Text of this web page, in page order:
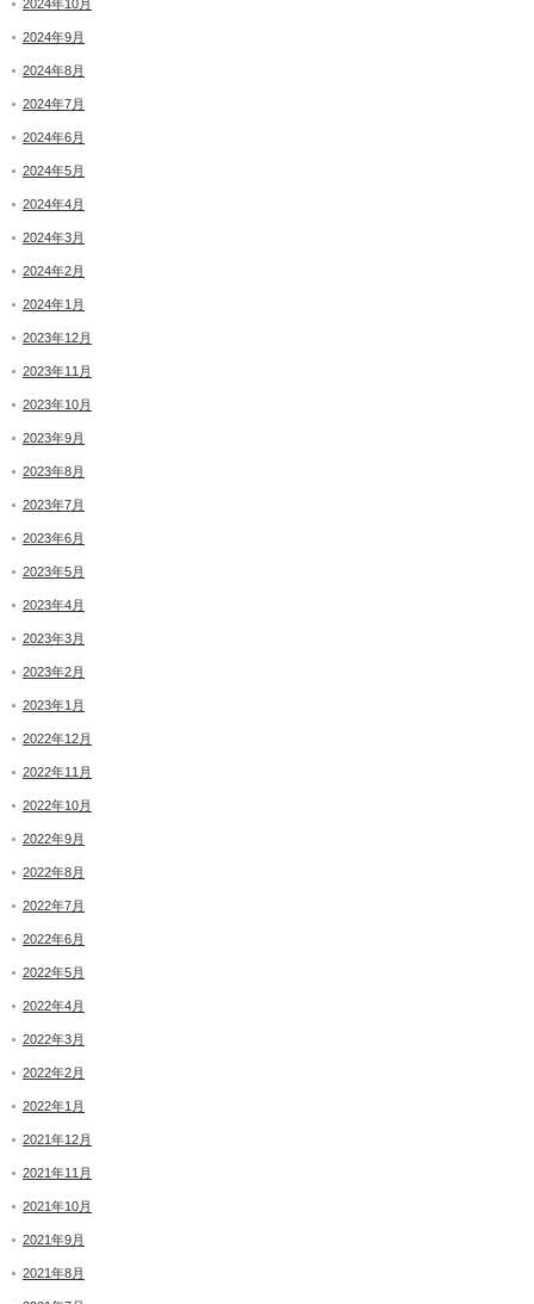
2024年10月
2024年9月
2024年8月
2024年7月
2024年6月
2024年5月
2024年4月
2024年3月
2024年2月
2024年1月
2023年12月
2023年11月
2023年10月
2023年9月
2023年8月
2023年7月
2023年6月
2023年5月
2023年4月
2023年3月
2023年2月
2023年1月
2022年12月
2022年11月
2022年10月
2022年9月
2022年8月
2022年7月
2022年6月
2022年5月
2022年4月
2022年3月
2022年2月
2022年1月
2021年12月
2021年11月
2021年10月
2021年9月
2021年8月